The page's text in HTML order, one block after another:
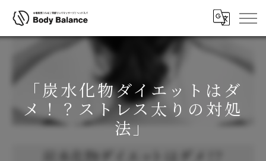
「炭水化物ダイエットはダ
メ！？ストレス太りの対処
法」